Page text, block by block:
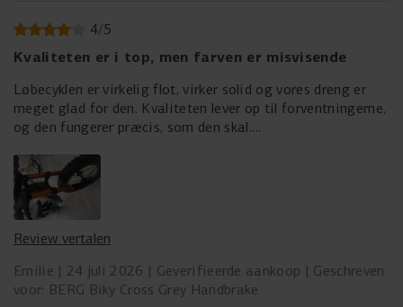
4/5
Kvaliteten er i top, men farven er misvisende
Løbecyklen er virkelig flot, virker solid og vores dreng er
meget glad for den. Kvaliteten lever op til forventningerne,
og den fungerer præcis, som den skal.
Desværre trækker det en del ned, at produktbillederne er
misvisende. På hjemmesiden fremstår forgaffelen som
guldfarvet, men i virkeligheden er den tydeligt orange. Det
er en markant farveforskel, som vi blev ret skuffede over,
da vi netop havde valgt cyklen på grund af det flotte
Hvis billederne havde vist den korrekte farve, havde vi
Review vertalen
Emilie
24 juli 2026 Geverifieerde aankoop
Geschreven
voor: BERG Biky Cross Grey Handbrake